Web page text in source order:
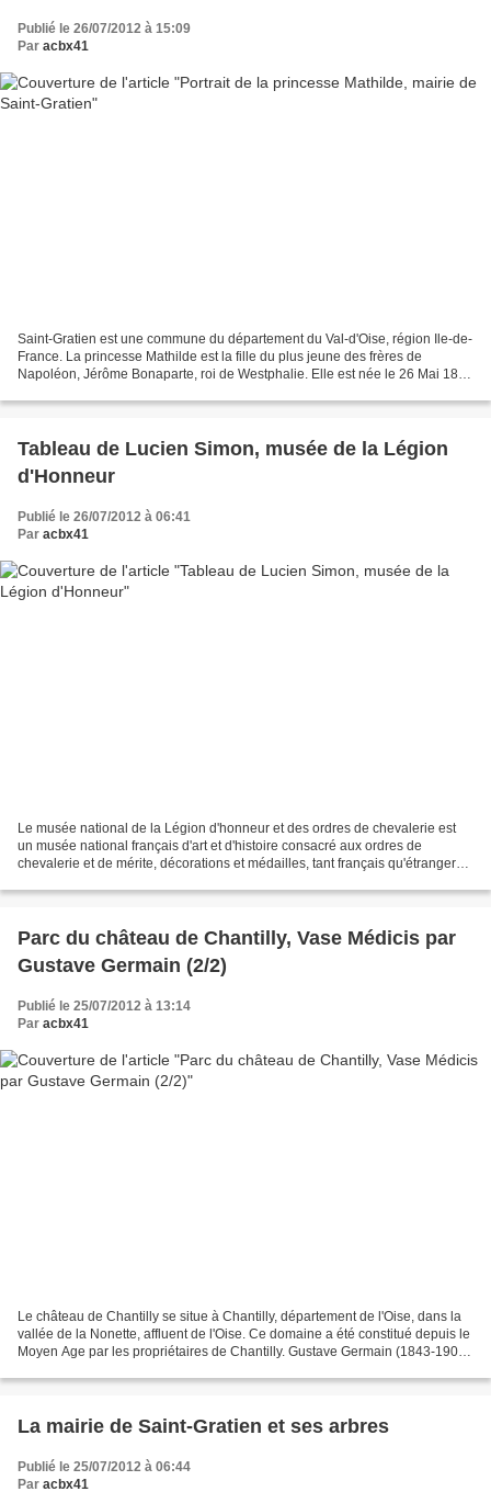
Publié le 26/07/2012 à 15:09
Par acbx41
Saint-Gratien est une commune du département du Val-d'Oise, région Ile-de-
France. La princesse Mathilde est la fille du plus jeune des frères de
Napoléon, Jérôme Bonaparte, roi de Westphalie. Elle est née le 26 Mai 1820
Tableau de Lucien Simon, musée de la Légion
d'Honneur
Publié le 26/07/2012 à 06:41
Par acbx41
Le musée national de la Légion d'honneur et des ordres de chevalerie est
un musée national français d'art et d'histoire consacré aux ordres de
chevalerie et de mérite, décorations et médailles, tant français qu'étrangers.
Parc du château de Chantilly, Vase Médicis par
Gustave Germain (2/2)
Publié le 25/07/2012 à 13:14
Par acbx41
Le château de Chantilly se situe à Chantilly, département de l'Oise, dans la
vallée de la Nonette, affluent de l'Oise. Ce domaine a été constitué depuis le
Moyen Age par les propriétaires de Chantilly. Gustave Germain (1843-1909)
La mairie de Saint-Gratien et ses arbres
Publié le 25/07/2012 à 06:44
Par acbx41